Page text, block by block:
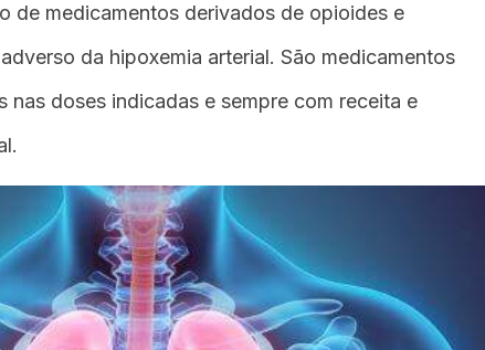
de medicamentos derivados de opioides e
da hipoxemia arterial. São medicamentos
​​nas doses indicadas e sempre com receita e